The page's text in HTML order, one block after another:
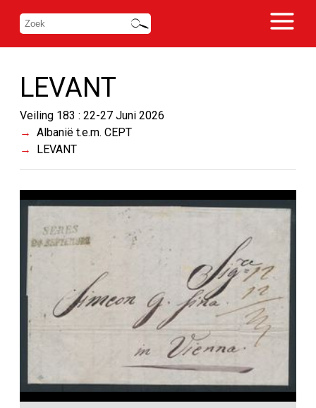
LEVANT
Veiling 183 : 22-27 Juni 2026
Albanië t.e.m. CEPT
LEVANT